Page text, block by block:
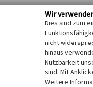
nimmt euch mit in das
Rheinübergang des
von Leipzig
den Rhein. Die
empfindlich
Wir
Dies sind zum
nicht
hinaus
Nutzbarkeit
sind. Mit
Weitere